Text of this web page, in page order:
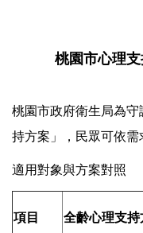
桃園市心理
桃園市政府衛生局為
持方案」，民眾可依需
適用對象與方案對照
項目 全齡心理支持